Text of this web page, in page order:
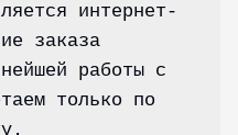
интернет-
заказа
работы с
только по